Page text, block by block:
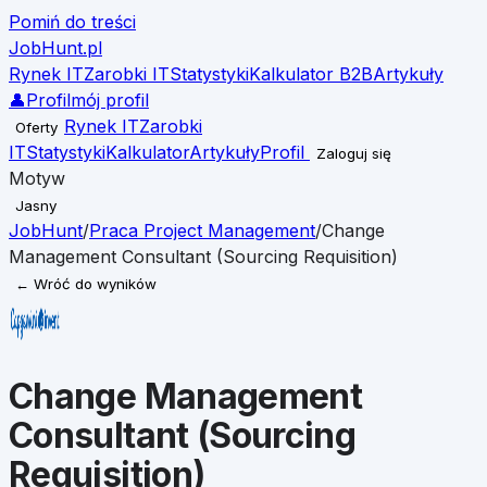
Pomiń do treści
JobHunt.pl
Rynek ITZarobki ITStatystykiKalkulator B2BArtykuły
👤Profilmój profil
Oferty Rynek ITZarobki
ITStatystykiKalkulatorArtykułyProfil Zaloguj się
Motyw
Jasny
JobHunt/Praca Project Management/Change
Management Consultant (Sourcing Requisition)
← Wróć do wyników
Change Management
Consultant (Sourcing
Requisition)